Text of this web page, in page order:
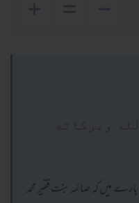
وبركاته
میں کہ صائمہ بنت فقیر محمد